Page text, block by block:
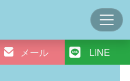
メール LINE